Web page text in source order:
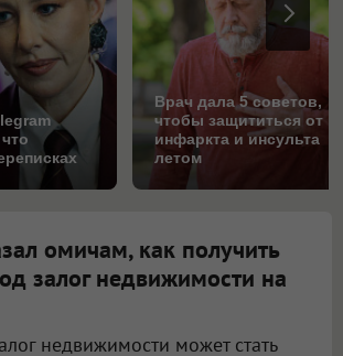
Врач дала 5 советов,
чтобы защититься от
инфаркта и инсульта
летом
омичам, как получить
залог недвижимости на
недвижимости может стать